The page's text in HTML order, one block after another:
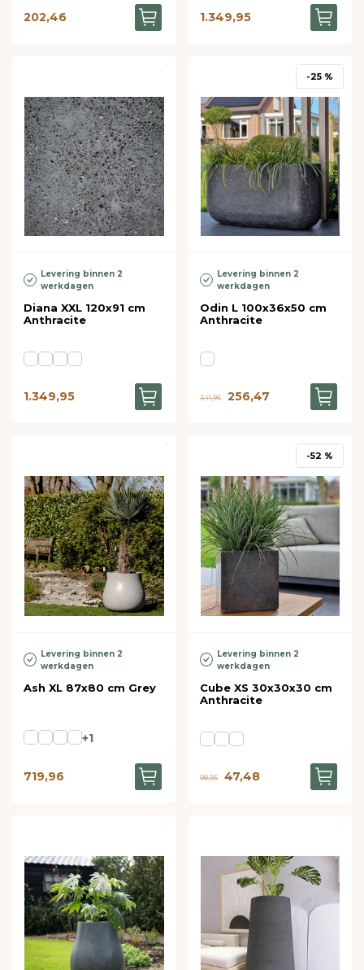
202,46 1.349,95
Levering binnen 2
werkdagen
Diana XXL 120x91 cm
Anthracite
1.349,95
-25 %
Levering binnen 2
werkdagen
Odin L 100x36x50 cm
Anthracite
341,96 256,47
Levering binnen 2
werkdagen
Ash XL 87x80 cm Grey
+1
719,96
-52 %
Levering binnen 2
werkdagen
Cube XS 30x30x30 cm
Anthracite
98,95 47,48